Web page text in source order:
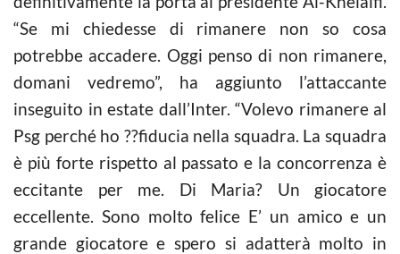
“Se mi chiedesse di rimanere non so cosa
potrebbe accadere. Oggi penso di non rimanere,
domani vedremo”, ha aggiunto l’attaccante
inseguito in estate dall’Inter. “Volevo rimanere al
Psg perché ho ??fiducia nella squadra. La squadra
è più forte rispetto al passato e la concorrenza è
eccitante per me. Di Maria? Un giocatore
eccellente. Sono molto felice E’ un amico e un
grande giocatore e spero si adatterà molto in